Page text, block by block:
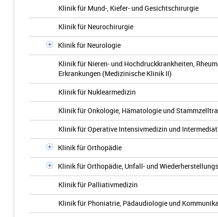
Klinik für Mund-, Kiefer- und Gesichtschirurgie
Klinik für Neurochirurgie
Klinik für Neurologie
Klinik für Nieren- und Hochdruckkrankheiten,
Erkrankungen (Medizinische Klinik II)
Klinik für Nuklearmedizin
Klinik für Onkologie, Hämatologie und
Klinik für Operative Intensivmedizin und
Klinik für Orthopädie
Klinik für Orthopädie, Unfall- und
Klinik für Palliativmedizin
Klinik für Phoniatrie, Pädaudiologie und